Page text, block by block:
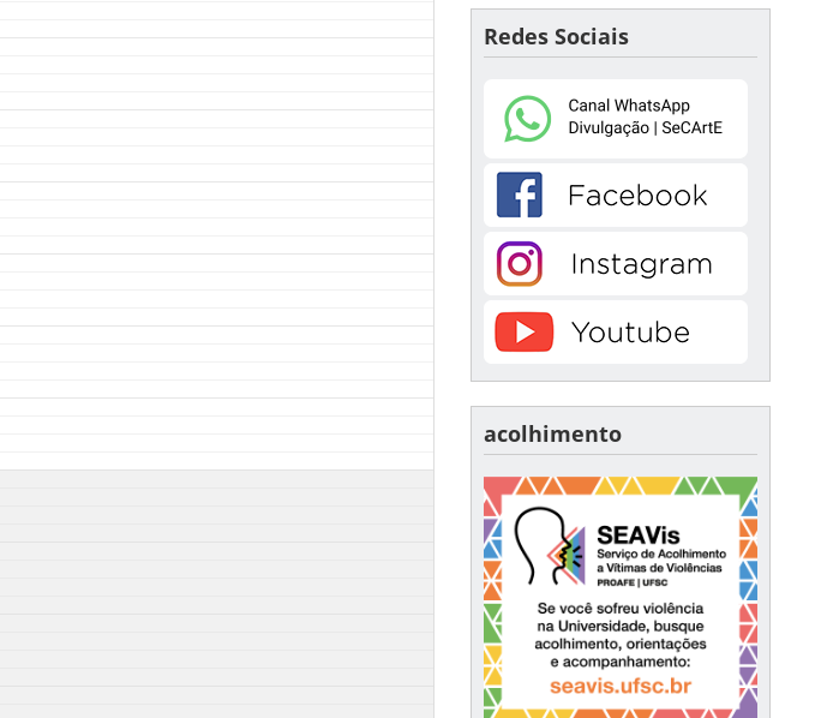
Redes Sociais
acolhimento